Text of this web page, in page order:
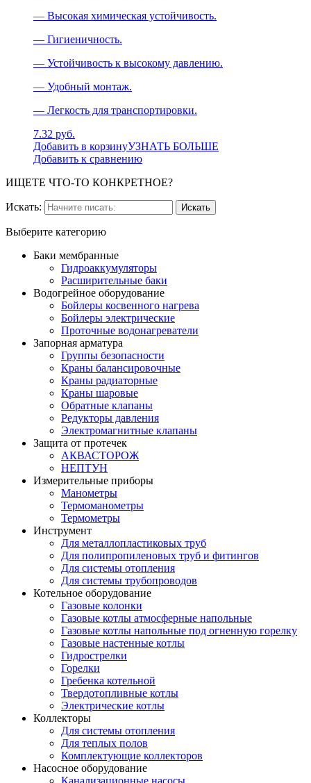
— Высокая химическая устойчивость.
— Гигиеничность.
— Устойчивость к высокому давлению.
— Удобный монтаж.
— Легкость для транспортировки.
7.32 руб.
Добавить в корзинуУЗНАТЬ БОЛЬШЕ
Добавить к сравнению
ИЩЕТЕ ЧТО-ТО КОНКРЕТНОЕ?
Искать:
Выберите категорию
Баки мембранные
Гидроаккумуляторы
Расширительные баки
Водогрейное оборудование
Бойлеры косвенного нагрева
Бойлеры электрические
Проточные водонагреватели
Запорная арматура
Группы безопасности
Краны балансировочные
Краны радиаторные
Краны шаровые
Обратные клапаны
Редукторы давления
Электромагнитные клапаны
Защита от протечек
АКВАСТОРОЖ
НЕПТУН
Измерительные приборы
Манометры
Термоманометры
Термометры
Инструмент
Для металлопластиковых труб
Для полипропиленовых труб и фитингов
Для системы отопления
Для системы трубопроводов
Котельное оборудование
Газовые колонки
Газовые котлы атмосферные напольные
Газовые котлы напольные под огненную горелку
Газовые настенные котлы
Гидрострелки
Горелки
Гребенка котельной
Твердотопливные котлы
Электрические котлы
Коллекторы
Для системы отопления
Для теплых полов
Комплектующие коллекторов
Насосное оборудование
Канализационные насосы